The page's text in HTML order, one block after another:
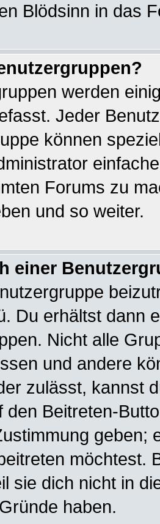
Blödsinn in das
werden
Jeder
können
Forums zu
und so weiter.
einer
Du erhältst dann
Nicht alle
und andere
zulässt, kannst
den Beitreten-
geben;
möchtest.
sie dich nicht in
haben.